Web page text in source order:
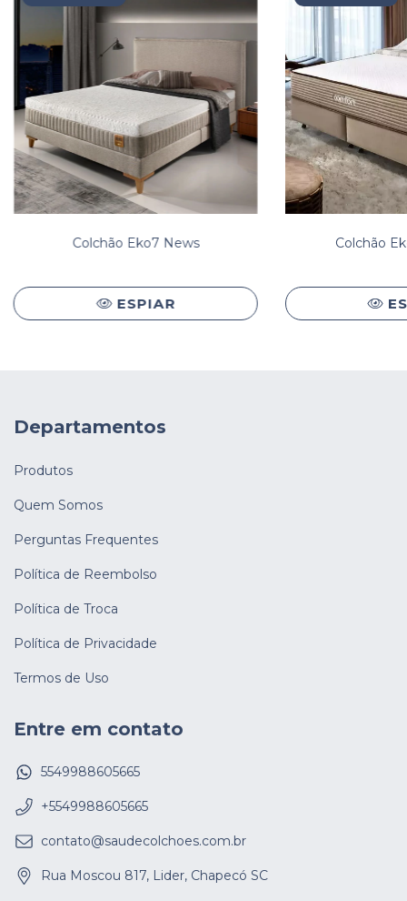
Colchão Eko7 News
ESPIAR
Colchão
Departamentos
Produtos
Quem Somos
Perguntas Frequentes
Política de Reembolso
Política de Troca
Política de Privacidade
Termos de Uso
Entre em contato
5549988605665
+5549988605665
contato@saudecolchoes.com.br
Rua Moscou 817, Lider, Chapecó SC